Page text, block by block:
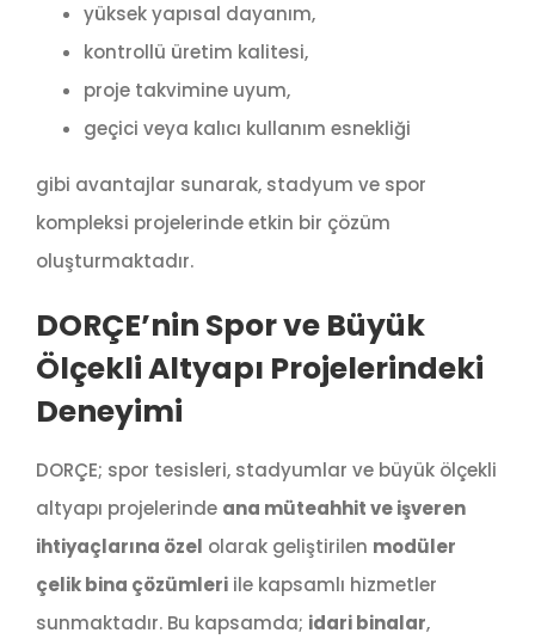
yüksek yapısal dayanım,
kontrollü üretim kalitesi,
proje takvimine uyum,
geçici veya kalıcı kullanım esnekliği
gibi avantajlar sunarak, stadyum ve spor
kompleksi projelerinde etkin bir çözüm
oluşturmaktadır.
DORÇE’nin Spor ve Büyük
Ölçekli Altyapı Projelerindeki
Deneyimi
DORÇE; spor tesisleri, stadyumlar ve büyük ölçekli
altyapı projelerinde ana müteahhit ve işveren
ihtiyaçlarına özel olarak geliştirilen modüler
çelik bina çözümleriile kapsamlı hizmetler
sunmaktadır. Bu kapsamda; idari binalar,